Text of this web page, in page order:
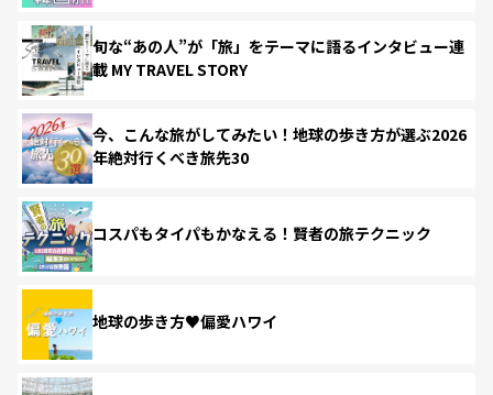
旬な“あの人”が「旅」をテーマに語るインタビュー連
載 MY TRAVEL STORY
今、こんな旅がしてみたい！地球の歩き方が選ぶ2026
年絶対行くべき旅先30
コスパもタイパもかなえる！賢者の旅テクニック
地球の歩き方♥偏愛ハワイ